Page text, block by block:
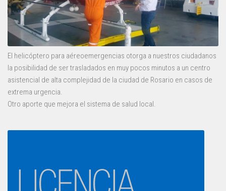
El helicóptero para aéreoemergencias otorga a nuestros ciudadanos
la posibilidad de ser trasladados en muy pocos minutos a un centro
asistencial de alta complejidad de la ciudad de Rosario en casos de
extrema urgencia.
Otro aporte que mejora el sistema de salud local.